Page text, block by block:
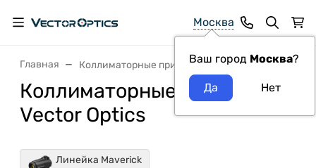
Москва
Ваш город Москва?
Главная Коллиматорные прицелы
Коллиматорные прицелы
Vector Optics
Линейка Maverick